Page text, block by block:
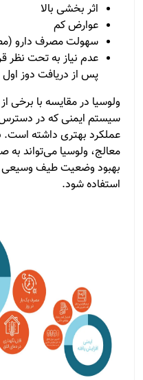
اثر بخشی بالا
عوارض کم
سهولت مصرف دارو
عدم نیاز به تحت نظر
پس از دریافت دوز اول
ولوسیا در مقایسه با برخی
سیستم ایمنی که در
عملکرد بهتری داشته است.
معالج، ولوسیا می‌تواند
بهبود وضعیت طیف وسیعی
استفاده شود.